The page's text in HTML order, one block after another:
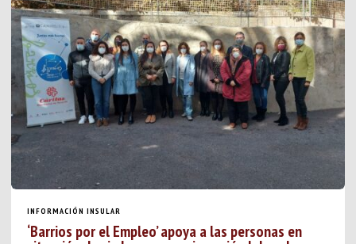
INFORMACIÓN INSULAR
‘Barrios por el Empleo’ apoya a las personas en